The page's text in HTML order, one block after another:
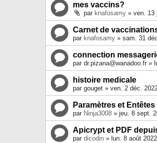
mes vaccins?
par knafosamy » ven. 13
Carnet de
par knafosamy » sam. 31
connection
par dr.pizana@wanadoo.fr »
histoire medicale
par gouget » ven. 2 déc.
Paramètres et Entêtes
par Ninja3008 » jeu. 8 sept.
Apicrypt et PDF
par dicodin » lun. 8 août